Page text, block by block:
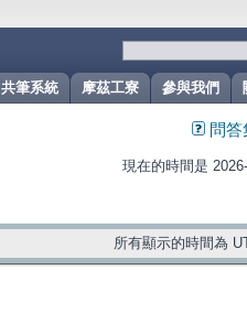
參與我們
摩茲工寮
共筆系統
問答
現在的時間是
所有顯示的時間為